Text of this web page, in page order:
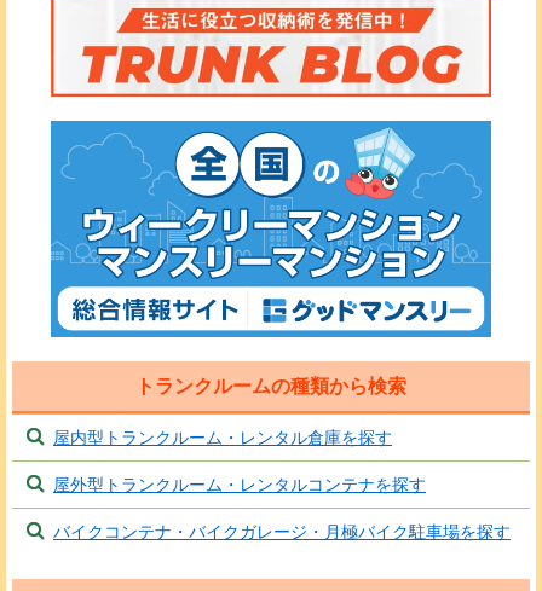
トランクルームの種類から検索
屋内型トランクルーム・レンタル倉庫を探す
屋外型トランクルーム・レンタルコンテナを探す
バイクコンテナ・バイクガレージ・月極バイク駐車場を探す